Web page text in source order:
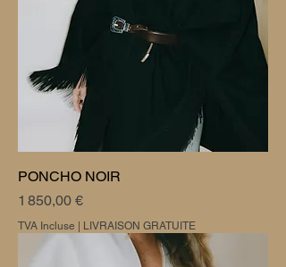
PONCHO NOIR
Prix
1 850,00 €
TVA Incluse | LIVRAISON GRATUITE